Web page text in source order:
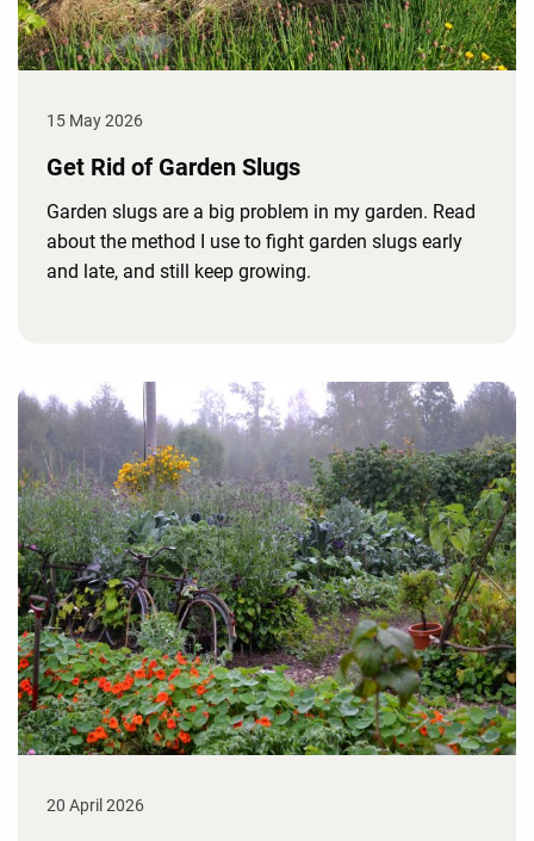
15 May 2026
Get Rid of Garden Slugs
Garden slugs are a big problem in my garden. Read
about the method I use to fight garden slugs early
and late, and still keep growing.
20 April 2026